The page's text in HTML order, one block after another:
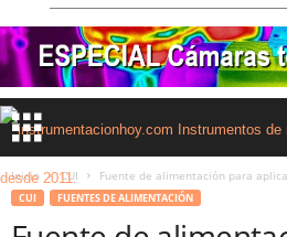
Inicio CUI Fuente de alimentación para
CUI FUENTES DE ALIMENTACIÓN